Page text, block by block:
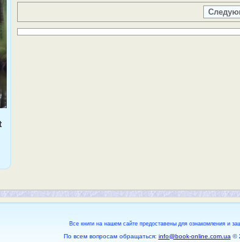
Все книги на нашем сайте предоставены для ознакомления и
По всем вопросам обращаться: info@book-online.com.ua ©